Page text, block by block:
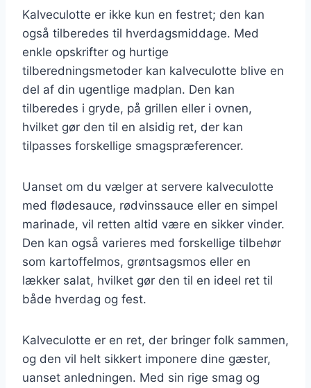
Kalveculotte er ikke kun en festret; den kan
også tilberedes til hverdagsmiddage. Med
enkle opskrifter og hurtige
tilberedningsmetoder kan kalveculotte blive en
del af din ugentlige madplan. Den kan
tilberedes i gryde, på grillen eller i ovnen,
hvilket gør den til en alsidig ret, der kan
tilpasses forskellige smagspræferencer.
Uanset om du vælger at servere kalveculotte
med flødesauce, rødvinssauce eller en simpel
marinade, vil retten altid være en sikker vinder.
Den kan også varieres med forskellige tilbehør
som kartoffelmos, grøntsagsmos eller en
lækker salat, hvilket gør den til en ideel ret til
både hverdag og fest.
Kalveculotte er en ret, der bringer folk sammen,
og den vil helt sikkert imponere dine gæster,
uanset anledningen. Med sin rige smag og